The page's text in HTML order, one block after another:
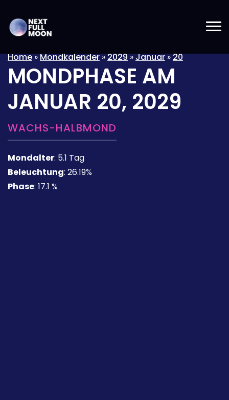
Home»Mondkalender»2029»Januar»20
MONDPHASE AM
JANUAR 20, 2029
WACHS-HALBMOND
Mondalter: 5.1 Tag
Beleuchtung: 26.19%
Phase: 17.1 %